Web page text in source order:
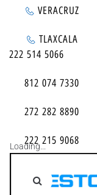
VERACRUZ
TLAXCALA
222 514 5066
812 074 7330
272 282 8890
222 215 9068
Loading...